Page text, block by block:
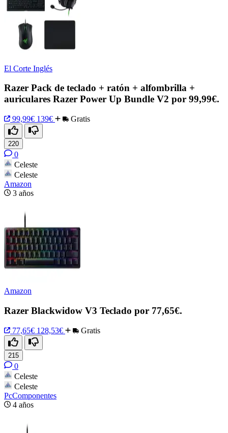
El Corte Inglés
Razer Pack de teclado + ratón + alfombrilla +
auriculares Razer Power Up Bundle V2 por 99,99€.
99,99€ 139€ Gratis
220
0
Celeste
Celeste
Amazon
3 años
Amazon
Razer Blackwidow V3 Teclado por 77,65€.
77,65€ 128,53€ Gratis
215
0
Celeste
Celeste
PcComponentes
4 años